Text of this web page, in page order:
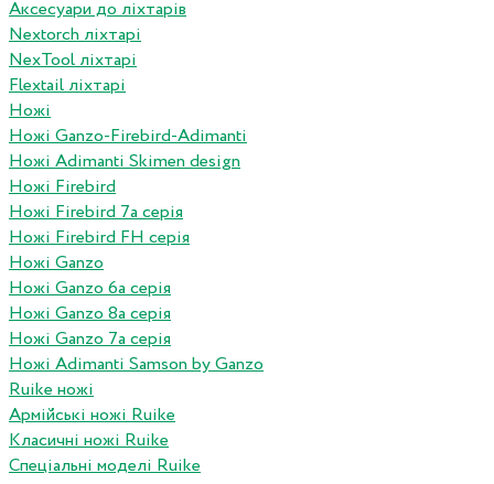
Аксесуари до ліхтарів
Nextorch ліхтарі
NexTool ліхтарі
Flextail ліхтарі
Ножі
Ножі Ganzo-Firebird-Adimanti
Ножі Adimanti Skimen design
Ножі Firebird
Ножі Firebird 7а серія
Ножі Firebird FH серія
Ножі Ganzo
Ножі Ganzo 6а серія
Ножі Ganzo 8а серія
Ножі Ganzo 7а серія
Ножі Adimanti Samson by Ganzo
Ruike ножі
Армійські ножі Ruike
Класичні ножі Ruike
Спеціальні моделі Ruike